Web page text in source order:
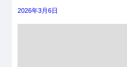
2026年3月6日